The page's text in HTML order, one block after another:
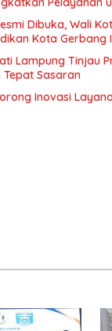
Dibuka, Wali
Kota Gerbang
Lampung Tinjau
Sasaran
Inovasi